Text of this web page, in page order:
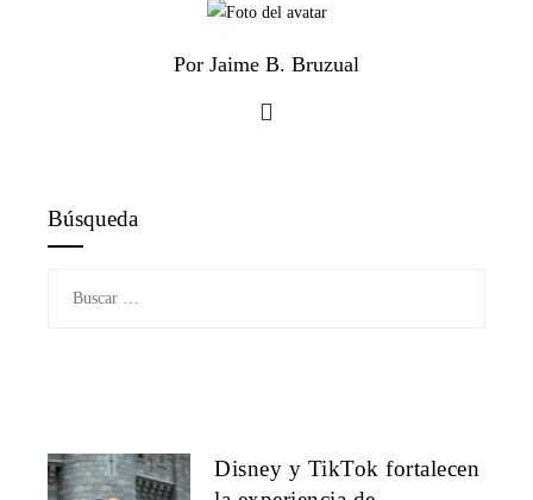
Por Jaime B. Bruzual
Búsqueda
Disney y TikTok fortalecen